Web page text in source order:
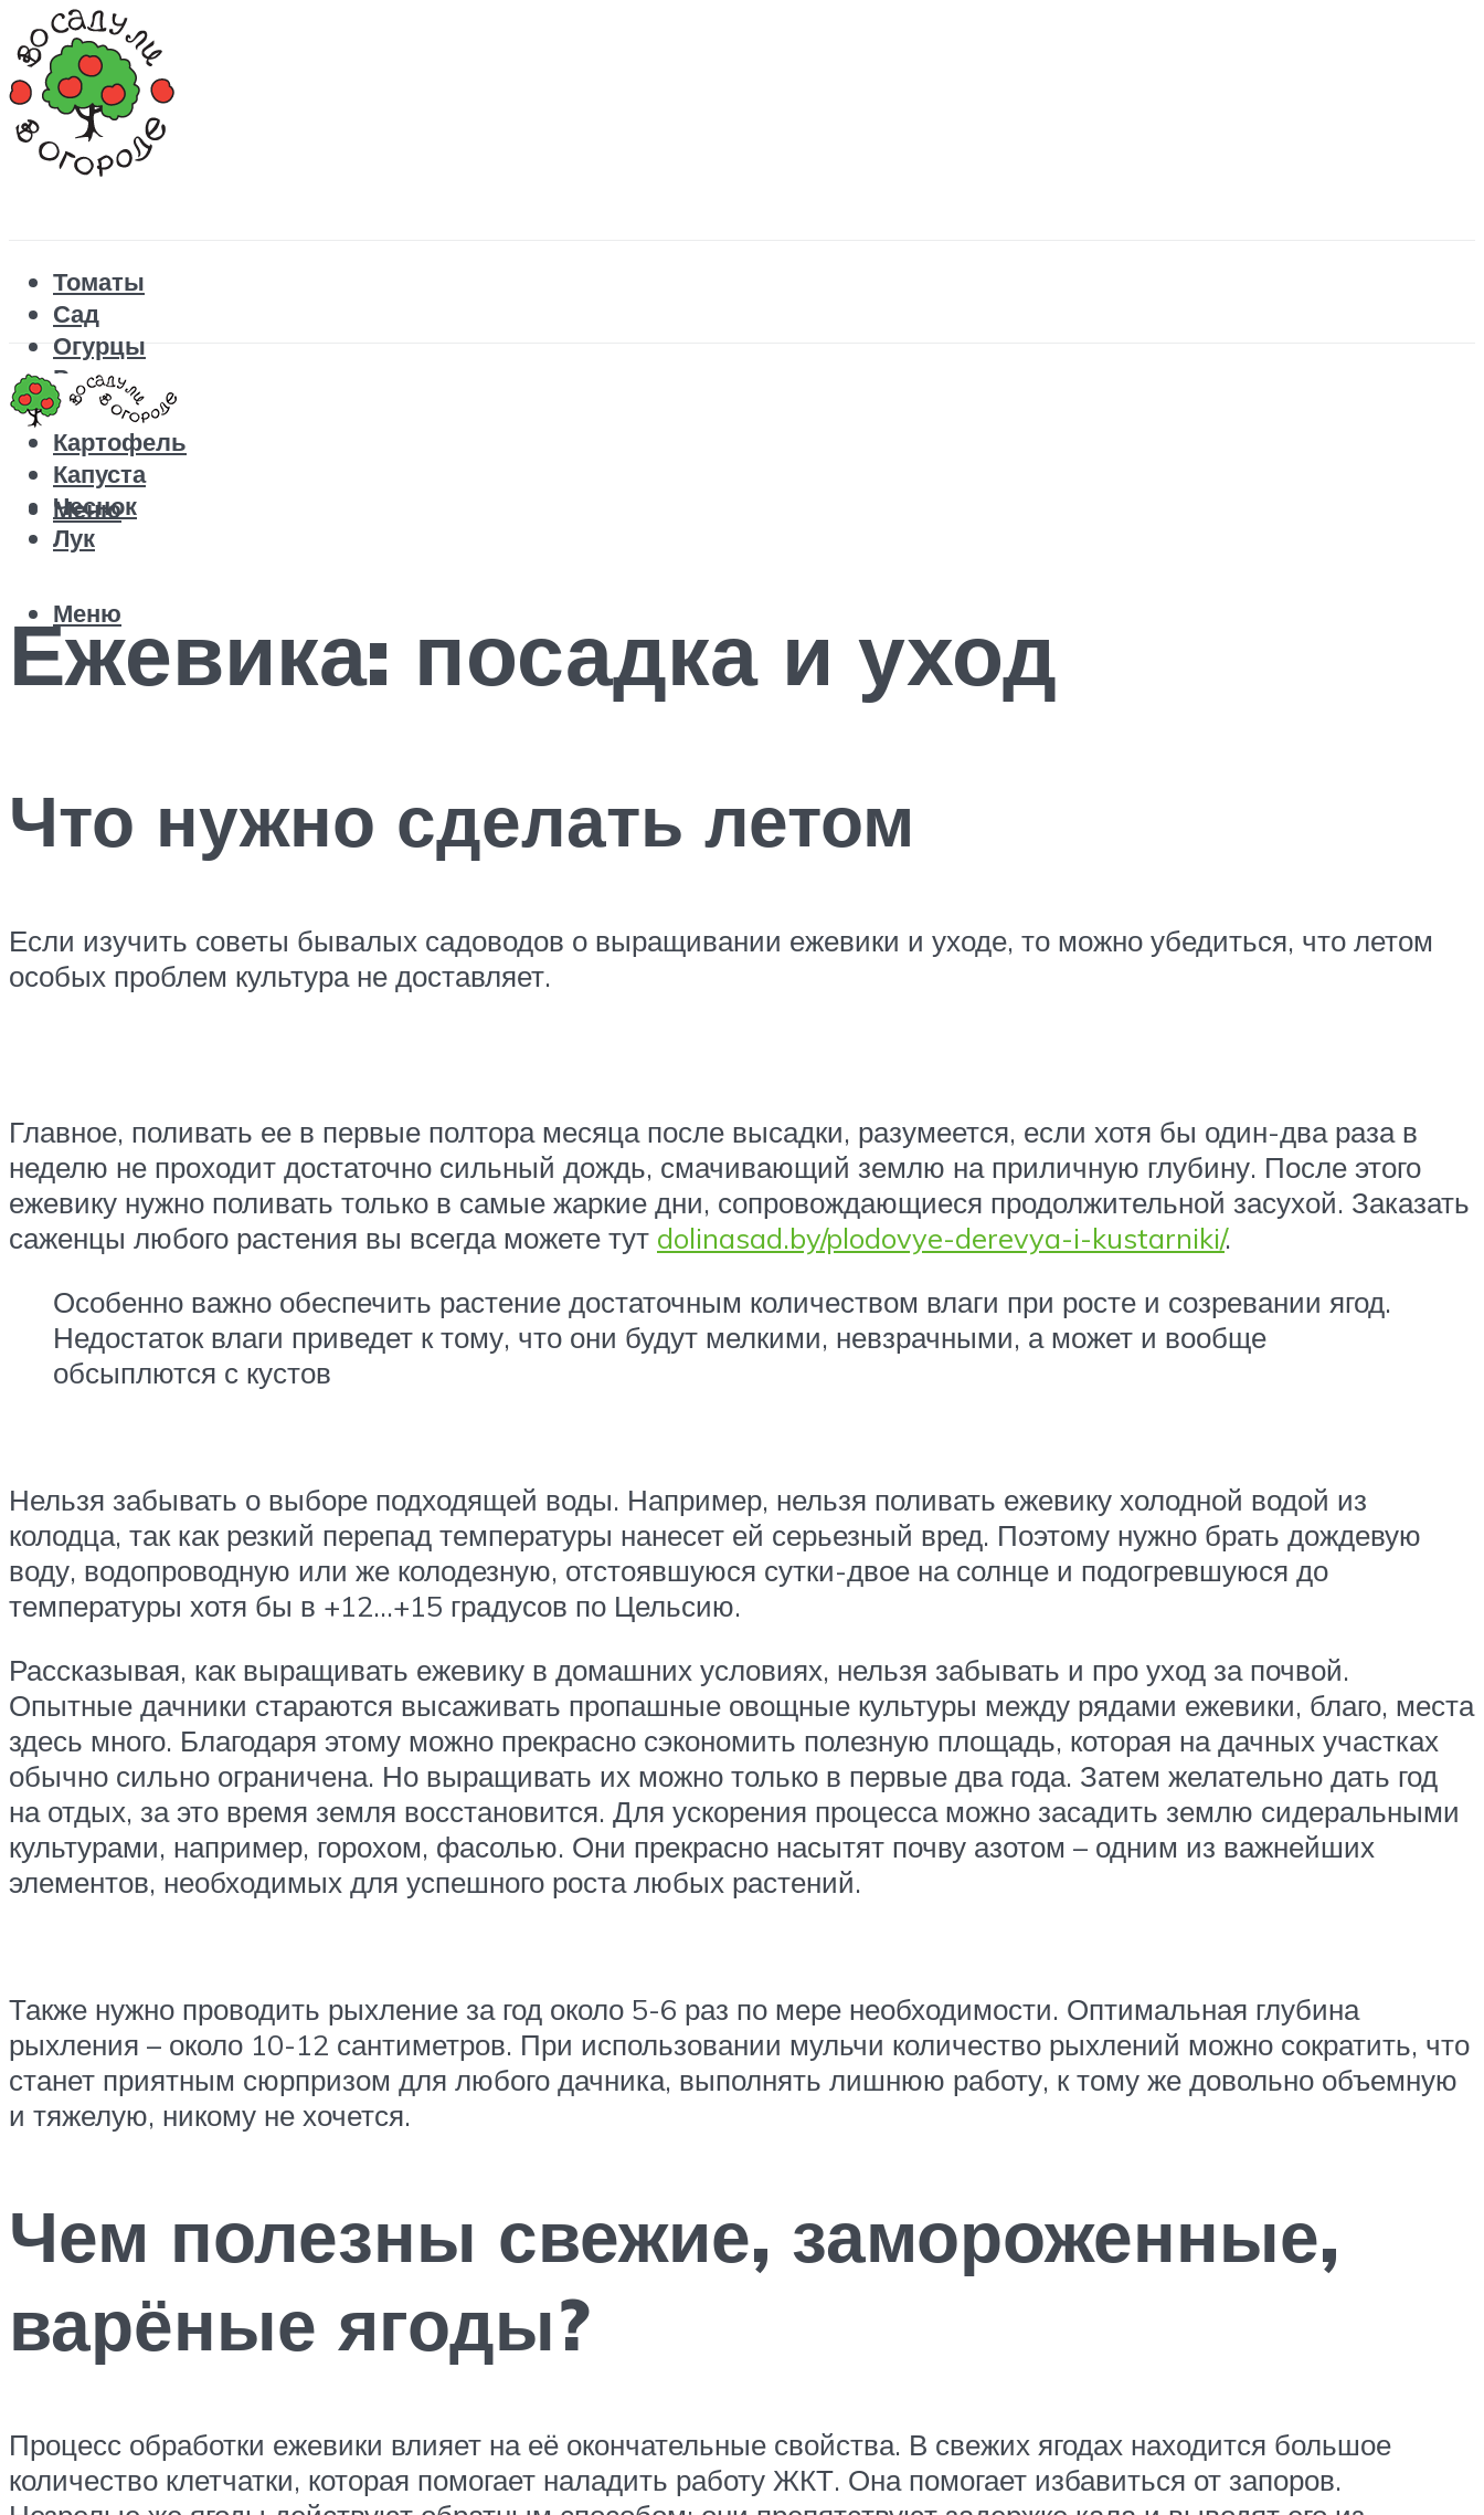
Томаты
Сад
Огурцы
Рецепты
Перец
Картофель
Капуста
Чеснок
Лук
Меню
Меню
Ежевика: посадка и уход
Что нужно сделать летом
Если изучить советы бывалых садоводов о выращивании ежевики и уходе, то можно убедиться, что летом
особых проблем культура не доставляет.
Главное, поливать ее в первые полтора месяца после высадки, разумеется, если хотя бы один-два раза в
неделю не проходит достаточно сильный дождь, смачивающий землю на приличную глубину. После этого
ежевику нужно поливать только в самые жаркие дни, сопровождающиеся продолжительной засухой. Заказать
саженцы любого растения вы всегда можете тут dolinasad.by/plodovye-derevya-i-kustarniki/.
Особенно важно обеспечить растение достаточным количеством влаги при росте и созревании ягод.
Недостаток влаги приведет к тому, что они будут мелкими, невзрачными, а может и вообще
обсыплются с кустов
Нельзя забывать о выборе подходящей воды. Например, нельзя поливать ежевику холодной водой из
колодца, так как резкий перепад температуры нанесет ей серьезный вред. Поэтому нужно брать дождевую
воду, водопроводную или же колодезную, отстоявшуюся сутки-двое на солнце и подогревшуюся до
температуры хотя бы в +12…+15 градусов по Цельсию.
Рассказывая, как выращивать ежевику в домашних условиях, нельзя забывать и про уход за почвой.
Опытные дачники стараются высаживать пропашные овощные культуры между рядами ежевики, благо, места
здесь много. Благодаря этому можно прекрасно сэкономить полезную площадь, которая на дачных участках
обычно сильно ограничена. Но выращивать их можно только в первые два года. Затем желательно дать год
на отдых, за это время земля восстановится. Для ускорения процесса можно засадить землю сидеральными
культурами, например, горохом, фасолью. Они прекрасно насытят почву азотом – одним из важнейших
элементов, необходимых для успешного роста любых растений.
Также нужно проводить рыхление за год около 5-6 раз по мере необходимости. Оптимальная глубина
рыхления – около 10-12 сантиметров. При использовании мульчи количество рыхлений можно сократить, что
станет приятным сюрпризом для любого дачника, выполнять лишнюю работу, к тому же довольно объемную
и тяжелую, никому не хочется.
Чем полезны свежие, замороженные,
варёные ягоды?
Процесс обработки ежевики влияет на её окончательные свойства. В свежих ягодах находится большое
количество клетчатки, которая помогает наладить работу ЖКТ. Она помогает избавиться от запоров.